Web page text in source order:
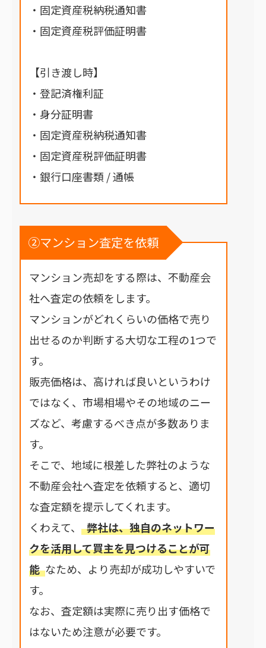
・固定資産税納税通知書
・固定資産税評価証明書
【引き渡し時】
・登記済権利証
・身分証明書
・固定資産税納税通知書
・固定資産税評価証明書
・銀行口座書類 / 通帳
②マンション査定を依頼
マンション売却をする際は、不動産会
社へ査定の依頼をします。
マンションがどれくらいの価格で売り
出せるのか判断する大切な工程の1つで
す。
販売価格は、高ければ良いというわけ
ではなく、市場相場やその地域のニー
ズなど、考慮するべき点が多数ありま
す。
そこで、地域に根差した弊社のような
不動産会社へ査定を依頼すると、適切
な査定額を提示してくれます。
くわえて、
弊社は、独自のネットワー
クを活用して買主を見つけることが可
能 なため、より売却が成功しやすいで
す。
なお、査定額は実際に売り出す価格で
はないため注意が必要です。